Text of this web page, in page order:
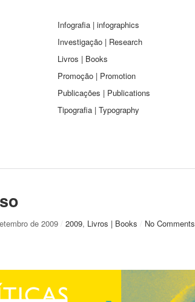
Infografia | infographics
Investigação | Research
Livros | Books
Promoção | Promotion
Publicações | Publications
Tipografia | Typography
de 2009 / 2009, Livros | Books / No Comments